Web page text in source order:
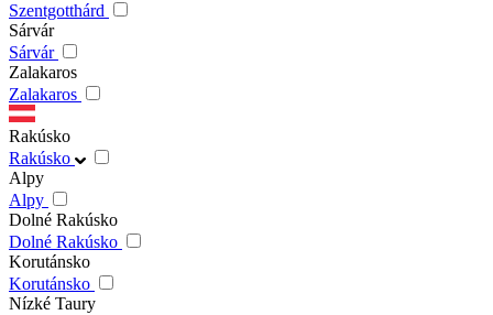
Szentgotthárd
Sárvár
Sárvár
Zalakaros
Zalakaros
Rakúsko
Rakúsko
Alpy
Alpy
Dolné Rakúsko
Dolné Rakúsko
Korutánsko
Korutánsko
Nízké Taury